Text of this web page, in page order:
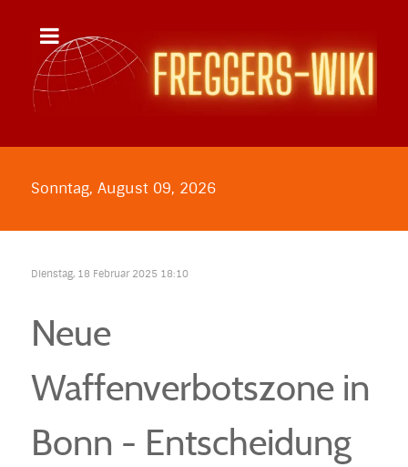
Sonntag, August 09, 2026
Dienstag, 18 Februar 2025 18:10
Neue
Waffenverbotszone in
Bonn - Entscheidung